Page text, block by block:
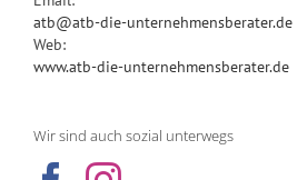
atb@atb-die-unternehmensberater.de
Web:
www.atb-die-unternehmensberater.de
Wir sind auch sozial unterwegs